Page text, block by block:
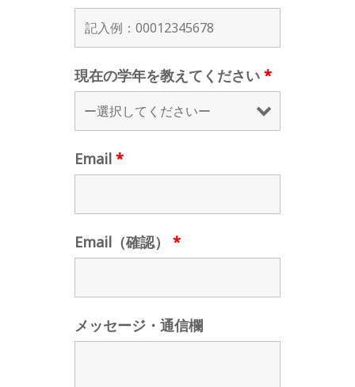
現在の学年を教えてください *
Email *
Email（確認） *
メッセージ・通信欄